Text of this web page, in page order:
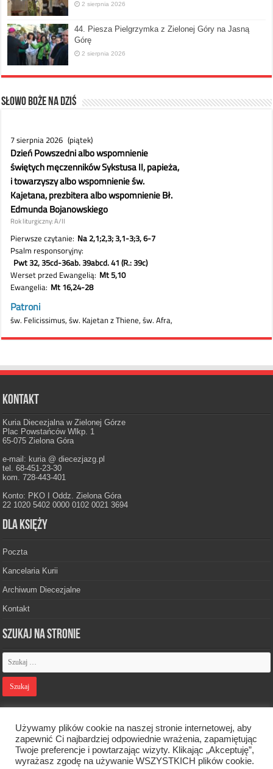
2 sierpnia 2026
44. Piesza Pielgrzymka z Zielonej Góry na Jasną
Górę
2 sierpnia 2026
Słowo Boże na dziś
Kontakt
Kuria Diecezjalna w Zielonej Górze
Plac Powstańców Wlkp. 1
65-075 Zielona Góra
e-mail: kuria @ diecezjazg.pl
tel. 68-451-23-30
kom. 728-443-401
Konto: PKO I Oddz. Zielona Góra
22 1020 5402 0000 0102 0021 3694
Dla księży
Poczta
Kancelaria Kurii
Archiwum Diecezjalne
Kontakt
Szukaj na stronie
Designed by Webdawid
Używamy plików cookie na naszej stronie internetowej, aby
zapewnić Ci najbardziej odpowiednie wrażenia, zapamiętując
Twoje preferencje i powtarzając wizyty. Klikając „Akceptuję”,
wyrażasz zgodę na używanie WSZYSTKICH plików cookie.